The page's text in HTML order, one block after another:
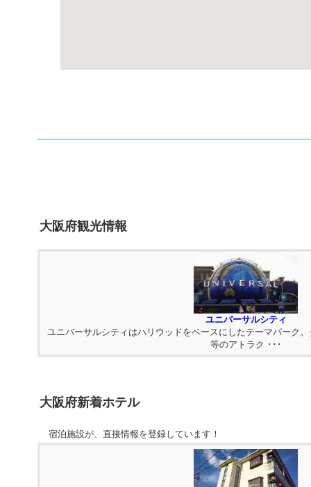
大阪府観光情報
ユニバーサルシティ
ユニバーサルシティはハリウッドをベースにしたテーマパーク
等のアトラク ･･･
大阪府新着ホテル
宿泊施設が、直接情報を登録しています！